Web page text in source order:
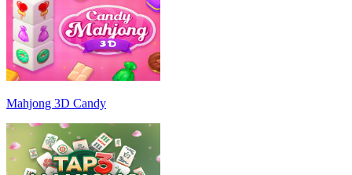
Mahjong 3D Candy